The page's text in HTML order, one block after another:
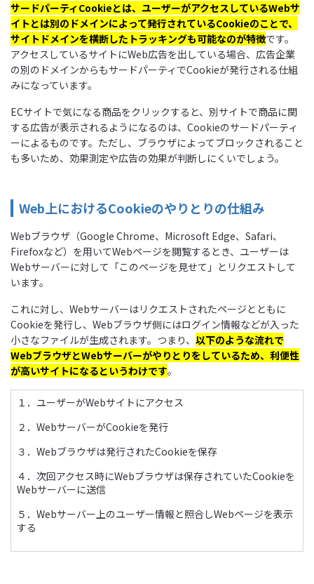
サードパーティCookieとは、ユーザーがアクセスしているWebサ
イトとは別のドメインによって発行されているCookieのことで、
サイトドメインを横断したトラッキングも可能なのが特徴です。
アクセスしているサイトにWeb広告を出している場合、広告企業
の別のドメインからもサードパーティでCookieが発行される仕組
みになっています。
ECサイトで気になる商品をクリックすると、別サイトで商品に関
する広告が表示されるようになるのは、Cookieのサードパーティ
ーによるものです。ただし、ブラウザによってブロックされること
も多いため、効果測定や広告の効果が判断しにくいでしょう。
Web上におけるCookieのやりとりの仕組み
Webブラウザ（Google Chrome、Microsoft Edge、Safari、
Firefoxなど）を用いてWebページを閲覧するとき、ユーザーは
Webサーバーに対して「このページを見せて」とリクエストして
います。
これに対し、Webサーバーはリクエストされたページとともに
Cookieを発行し、Webブラウザ側にはログイン情報などが入った
小さなファイルが生成されます。つまり、 以下のような流れで
WebブラウザとWebサーバーがやりとりをしているため、利便性
が高いサイトになるというわけです。
１．ユーザーがWebサイトにアクセス
２．WebサーバーがCookieを発行
３．Webブラウザは発行されたCookieを保存
４．次回アクセス時にWebブラウザは保存されていたCookieを
Webサーバーに送信
５．Webサーバー上のユーザー情報と照合しWebページを表示
する